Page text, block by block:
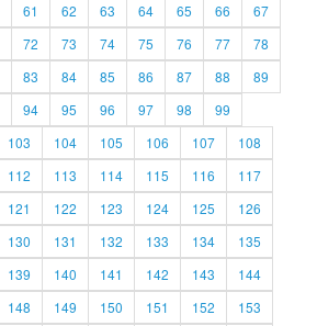
61 62 63 64 65 66
67
72 73 74 75 76 77
78
83 84 85 86 87 88
89
94 95 96 97 98
99
103 104 105 106 107
108
112 113 114 115 116
117
121 122 123 124 125
126
130 131 132 133 134
135
139 140 141 142 143
144
148 149 150 151 152
153